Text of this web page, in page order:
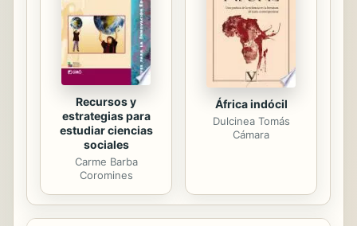
Recursos y
estrategias para
estudiar ciencias
sociales
Carme Barba
Coromines
África indócil
Dulcinea Tomás
Cámara